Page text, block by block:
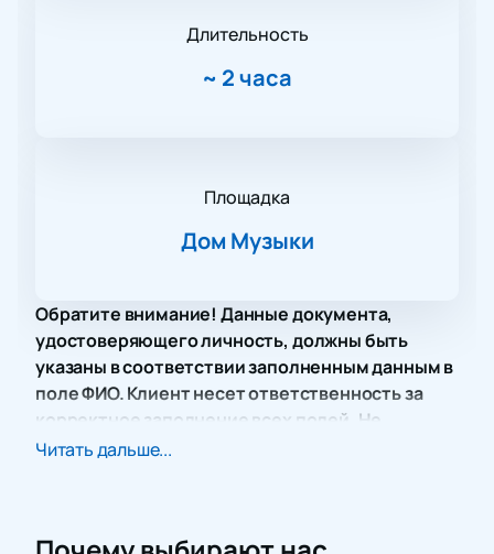
Длительность
~ 2 часа
Площадка
Дом Музыки
Обратите внимание! Данные документа,
удостоверяющего личность, должны быть
указаны в соответствии заполненным данным в
поле ФИО. Клиент несет ответственность за
корректное заполнение всех полей. Не
забудьте взять документ с собой!
Читать дальше...